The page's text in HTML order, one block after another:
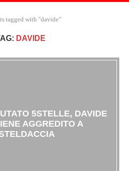
tagged with "davide"
DAVIDE
5STELLE, DAVIDE
AGGREDITO A